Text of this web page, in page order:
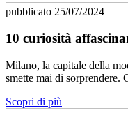
pubblicato 25/07/2024
10 curiosità
Milano, la capitale della
smette mai di
Scopri di più